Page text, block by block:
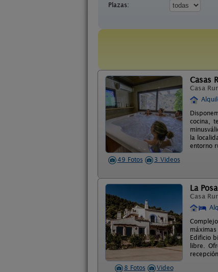
Plazas:
49 Fotos 3 Videos
Casas
Casa
cocina,
la
entorno
8 Fotos Video
La
Casa
Edificio
libre.